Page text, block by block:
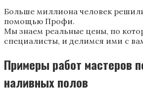
Больше миллиона человек
помощью Профи.
Мы знаем реальные цены, по
специалисты, и делимся ими с
Примеры работ мастеров
наливных полов